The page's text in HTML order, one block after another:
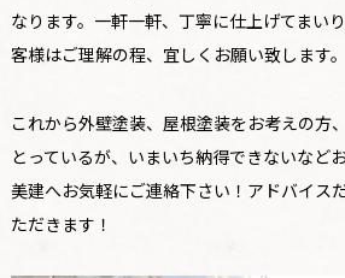
なります。一軒一軒、丁寧に仕上げてまい
客様はご理解の程、宜しくお願い致します。
これから外壁塗装、屋根塗装をお考えの方
とっているが、いまいち納得できないなど
美建へお気軽にご連絡下さい！アドバイス
ただきます！